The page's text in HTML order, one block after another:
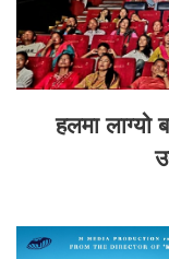
हलमा लाग्यो